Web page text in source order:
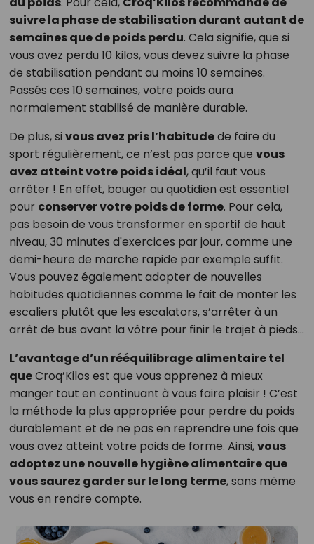
suivre la phase de stabilisation durant autant de
semaines que de poids perdu. Cela signifie, que si
vous avez perdu 10 kilos, vous devez suivre la phase
de stabilisation pendant au moins 10 semaines.
Passés ces 10 semaines, votre poids aura
normalement stabilisé de manière durable.
De plus, si vous avez pris l’habitudede faire du
sport régulièrement, ce n’est pas parce que vous
avez atteint votre poids idéal, qu’il faut vous
arrêter ! En effet, bouger au quotidien est essentiel
pour conserver votre poids de forme. Pour cela,
pas besoin de vous transformer en sportif de haut
niveau, 30 minutes d'exercices par jour, comme une
demi-heure de marche rapide par exemple suffit.
Vous pouvez également adopter de nouvelles
habitudes quotidiennes comme le fait de monter les
escaliers plutôt que les escalators, s’arrêter à un
arrêt de bus avant la vôtre pour finir le trajet à pieds…
L’avantage d’un rééquilibrage alimentaire tel
queCroq’Kilos est que vous apprenez à mieux
manger tout en continuant à vous faire plaisir ! C’est
la méthode la plus appropriée pour perdre du poids
durablement et de ne pas en reprendre une fois que
vous avez atteint votre poids de forme. Ainsi,vous
adoptez une nouvelle hygiène alimentaire que
vous saurez garder sur le long terme, sans même
vous en rendre compte.